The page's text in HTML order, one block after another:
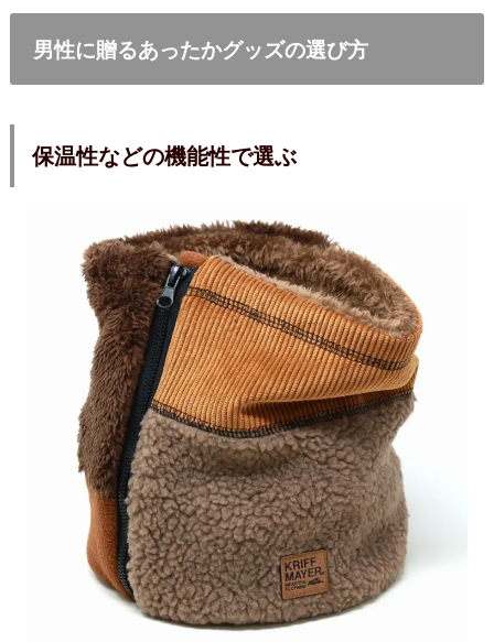
男性に贈るあったかグッズの選び方
保温性などの機能性で選ぶ